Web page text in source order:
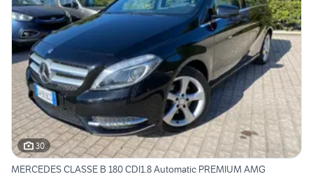
30
MERCEDES CLASSE B 180 CDI1.8 Automatic PREMIUM AMG